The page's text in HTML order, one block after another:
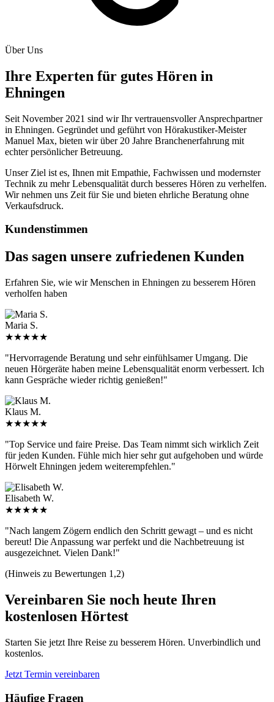
Über Uns
Ihre Experten für gutes Hören in
Ehningen
Seit November 2021 sind wir Ihr vertrauensvoller Ansprechpartner
in Ehningen. Gegründet und geführt von Hörakustiker-Meister
Manuel Max, bieten wir über 20 Jahre Branchenerfahrung mit
echter persönlicher Betreuung.
Unser Ziel ist es, Ihnen mit Empathie, Fachwissen und modernster
Technik zu mehr Lebensqualität durch besseres Hören zu verhelfen.
Wir nehmen uns Zeit für Sie und bieten ehrliche Beratung ohne
Verkaufsdruck.
Kundenstimmen
Das sagen unsere zufriedenen Kunden
Erfahren Sie, wie wir Menschen in Ehningen zu besserem Hören
verholfen haben
Maria S.
★★★★★
"Hervorragende Beratung und sehr einfühlsamer Umgang. Die
neuen Hörgeräte haben meine Lebensqualität enorm verbessert. Ich
kann Gespräche wieder richtig genießen!"
Klaus M.
★★★★★
"Top Service und faire Preise. Das Team nimmt sich wirklich Zeit
für jeden Kunden. Fühle mich hier sehr gut aufgehoben und würde
Hörwelt Ehningen jedem weiterempfehlen."
Elisabeth W.
★★★★★
"Nach langem Zögern endlich den Schritt gewagt – und es nicht
bereut! Die Anpassung war perfekt und die Nachbetreuung ist
ausgezeichnet. Vielen Dank!"
(Hinweis zu Bewertungen 1,2)
Vereinbaren Sie noch heute Ihren
kostenlosen Hörtest
Starten Sie jetzt Ihre Reise zu besserem Hören. Unverbindlich und
kostenlos.
Jetzt Termin vereinbaren
Häufige Fragen